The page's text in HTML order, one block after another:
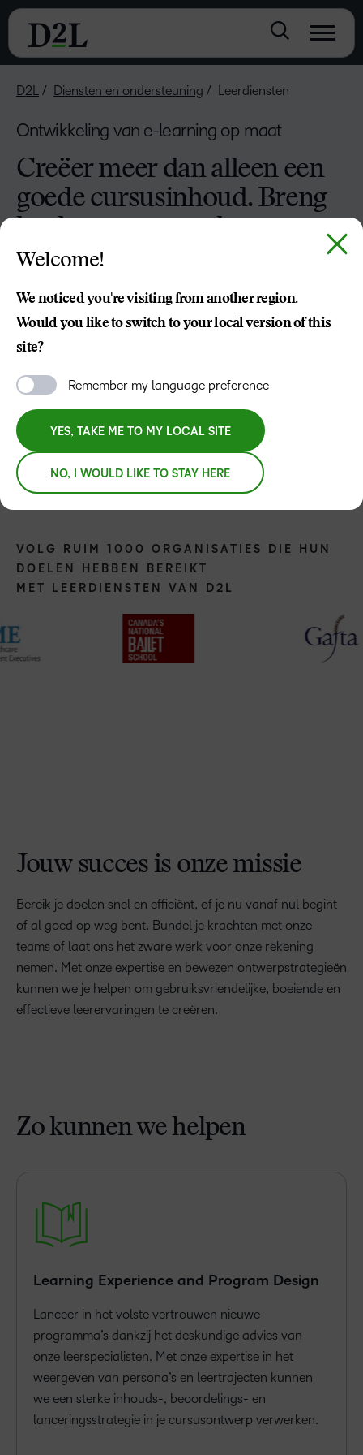
D2L Diensten en ondersteuning Leerdiensten
Ontwikkeling van e-learning op maat
Creëer meer dan alleen een
goede cursusinhoud. Breng
Dankzij onze interne expertise in cursusontwikkeling en
educatief ontwerp kunnen D2L-leerdiensten je helpen om
LET’S TALK
VOLG RUIM 1000 ORGANISATIES DIE HUN
DOELEN HEBBEN BEREIKT
MET LEERDIENSTEN VAN D2L
Jouw succes is onze missie
Bereik je doelen snel en efficiënt, of je nu vanaf nul begint
of al goed op weg bent. Bundel je krachten met onze
teams of laat ons het zware werk voor onze rekening
nemen. Met onze expertise en bewezen ontwerpstrategieën
kunnen we je helpen om gebruiksvriendelijke, boeiende en
effectieve leerervaringen te creëren.
Zo kunnen we helpen
Learning Experience and Program Design
Lanceer in het volste vertrouwen nieuwe
programma’s dankzij het deskundige advies van
onze leerspecialisten. Met onze expertise in het
weergeven van persona’s en leertrajecten kunnen
we een sterke inhouds-, beoordelings- en
lanceringsstrategie in je cursusontwerp verwerken.
Welcome!
We noticed you're visiting from another region.
Would you like to switch to your local version of this
site?
Remember my language preference
YES, TAKE ME TO MY LOCAL SITE
NO, I WOULD LIKE TO STAY HERE